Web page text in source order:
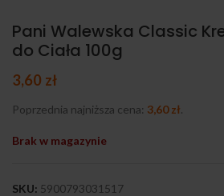
Pani Walewska Classic
do Ciała 100g
3,60 zł
Poprzednia najniższa cena: 3,60zł.
Brak w magazynie
SKU: 5900793031517